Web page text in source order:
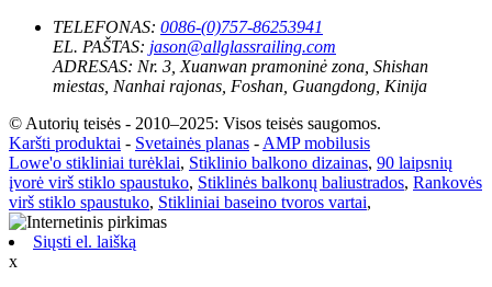
TELEFONAS: 0086-(0)757-86253941
EL. PAŠTAS: jason@allglassrailing.com
ADRESAS: Nr. 3, Xuanwan pramoninė zona, Shishan
miestas, Nanhai rajonas, Foshan, Guangdong, Kinija
© Autorių teisės - 2010–2025: Visos teisės saugomos.
Karšti produktai - Svetainės planas - AMP mobilusis
Lowe'o stikliniai turėklai, Stiklinio balkono dizainas, 90 laipsnių
įvorė virš stiklo spaustuko, Stiklinės balkonų baliustrados, Rankovės
virš stiklo spaustuko, Stikliniai baseino tvoros vartai,
Siųsti el. laišką
x